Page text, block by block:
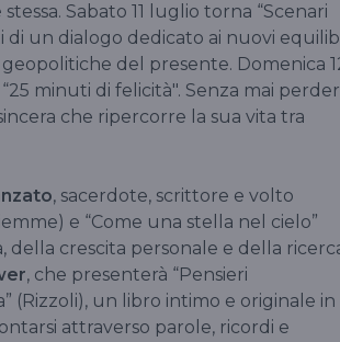
Sabato 11 luglio torna “Scenari
di un dialogo dedicato ai nuovi
del presente. Domenica
minuti di felicità". Senza mai
che ripercorre la sua vita tra
, sacerdote, scrittore e volto
e “Come una stella nel cielo”
della crescita personale e della
, che presenterà “Pensieri
(Rizzoli), un libro intimo e originale in
attraverso parole, ricordi e